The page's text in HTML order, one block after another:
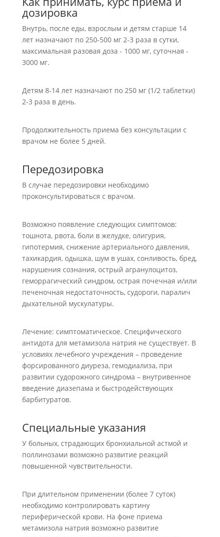
дозировка
Внутрь, после еды, взрослым и детям старше 14
лет назначают по 250-500 мг 2-3 раза в сутки,
максимальная разовая доза - 1000 мг, суточная -
3000 мг.
Детям 8-14 лет назначают по 250 мг (1/2 таблетки)
2-3 раза в день.
Продолжительность приема без консультации с
врачом не более 5 дней.
Передозировка
В случае передозировки необходимо
проконсультироваться с врачом.
Возможно появление следующих симптомов:
тошнота, рвота, боли в желудке, олигурия,
гипотермия, снижение артериального давления,
тахикардия, одышка, шум в ушах, сонливость, бред,
нарушения сознания, острый агранулоцитоз,
геморрагический синдром, острая почечная и/или
печеночная недостаточность, судороги, паралич
дыхательной мускулатуры.
Лечение: симптоматическое. Специфического
антидота для метамизола натрия не существует. В
условиях лечебного учреждения – проведение
форсированного диуреза, гемодиализа, при
развитии судорожного синдрома – внутривенное
введение диазепама и быстродействующих
барбитуратов.
Специальные указания
У больных, страдающих бронхиальной астмой и
поллинозами возможно развитие реакций
повышенной чувствительности.
При длительном применении (более 7 суток)
необходимо контролировать картину
периферической крови. На фоне приема
метамизола натрия возможно развитие